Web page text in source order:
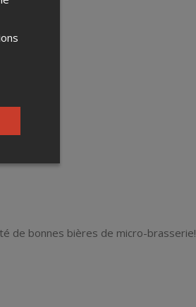
de bonnes bières de micro-brasserie!